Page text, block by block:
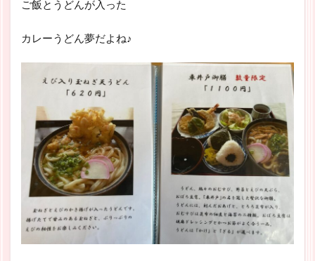
ご飯とうどんが入った
カレーうどん夢だよね♪